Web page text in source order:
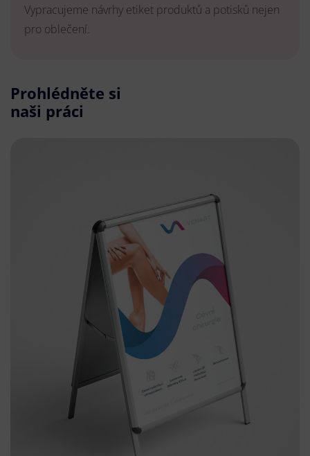
Vypracujeme návrhy etiket produktů a potisků nejen
pro oblečení.
Prohlédněte si
naši práci